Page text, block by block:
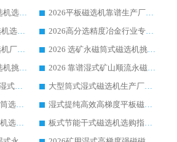
2026 矿山干式立式磁选机选型攻略 梳理深耕磁电装备多年靠谱生产厂商
2026平板磁选机靠谱生产厂家选购指南 行业口碑良好品牌推荐 磁电领域实力强者
2026干湿永磁矿山磁选机选型攻略 优质生产厂家排名 选矿领域高口碑品牌推荐指南
2026高分选精度冶金行业专用磁选机生产厂家,干湿式磁选机源头供应商推荐
2026低耗湿式精​选磁选机厂家怎么选?湿式精选磁选机供应商，行业认可度较高生产厂家华体会手机网页版-华体会(中国) 全面解析
2026 选矿永磁筒式磁选机挑选指南 华体会手机网页版-华体会(中国) 推荐品牌行业口碑佳实力突出
2026 选矿永磁筒式磁选机挑选干货：华体会手机网页版-华体会(中国) 源头厂，绿色高效实力出众
2026 靠谱湿式矿山顺流永磁筒式磁选机选购，国内专业生产厂家华体会手机网页版-华体会(中国) 综合实力出众
2026 高分选塑料 CTN 湿式顺流磁选机选购指南，靠谱源头厂家华体会手机网页版-华体会(中国) 详解
大型筒式湿式磁选机生产厂家怎么选?华体会手机网页版-华体会(中国) 设备口碑广受行业认可
全磁高吸附深度永磁滚筒选购指南 业内口碑稳定磁电设备生产厂家详细推荐
湿式提纯高效高梯度平板磁选机靠谱设备源头厂商华体会手机网页版-华体会(中国) 综合测评
高回收率湿式选矿磁选机选购指南 业内口碑磁电设备生产厂家实力解析
板式节能干式磁选机选购指南，源头生产厂家华体会手机网页版-华体会(中国) 综合实力可观